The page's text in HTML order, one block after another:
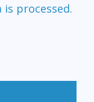
processed.